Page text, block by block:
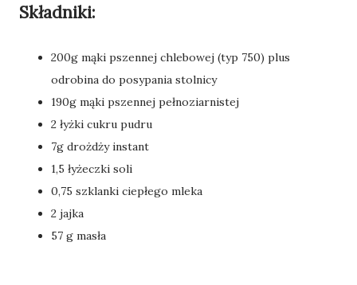
Składniki:
200g mąki pszennej chlebowej (typ 750) plus
odrobina do posypania stolnicy
190g mąki pszennej pełnoziarnistej
2 łyżki cukru pudru
7g drożdży instant
1,5 łyżeczki soli
0,75 szklanki ciepłego mleka
2 jajka
57 g masła